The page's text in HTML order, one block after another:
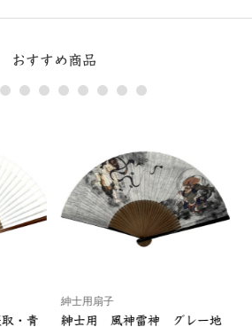
おすすめ商品
・青
紳士用扇子
紳士用 風神雷神 グレー地
3 4 5 6 7 8 9 10